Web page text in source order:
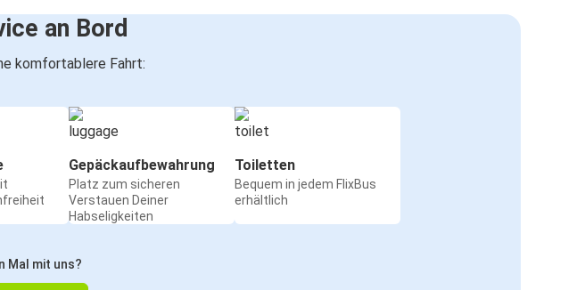
an Bord
komfortablere Fahrt:
Gepäckaufbewahrung
Platz zum sicheren
Verstauen Deiner
Habseligkeiten
Toiletten
Bequem in jedem FlixBus
erhältlich
Mal mit uns?